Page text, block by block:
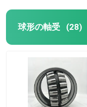
球形の軸受 (28)